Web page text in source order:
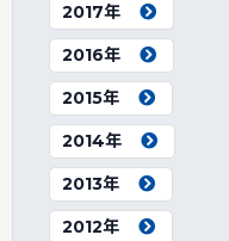
2017年
2016年
2015年
2014年
2013年
2012年